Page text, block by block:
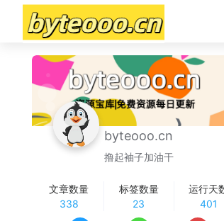
byteooo.cn
撸起袖子加油干
文章数量
338
标签数量
23
运行天
401